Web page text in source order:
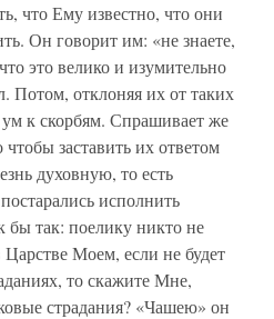
что Ему известно, что они
Он говорит им: «не знаете,
это велико и изумительно
Потом, отклоняя их от таких
к скорбям. Спрашивает же
заставить их ответом
духовную, то есть
исполнить
так: поелику никто не
Моем, если не будет
то скажите Мне,
страдания? «Чашею» он